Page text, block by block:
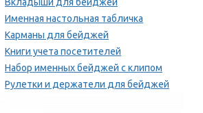
Именная настольная табличка
Карманы для бейджей
Книги учета посетителей
Набор именных бейджей с клипом
Рулетки и держатели для бейджей